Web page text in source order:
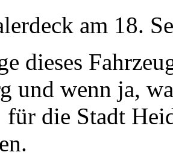
am 18.
dieses
und wenn ja,
die Stadt